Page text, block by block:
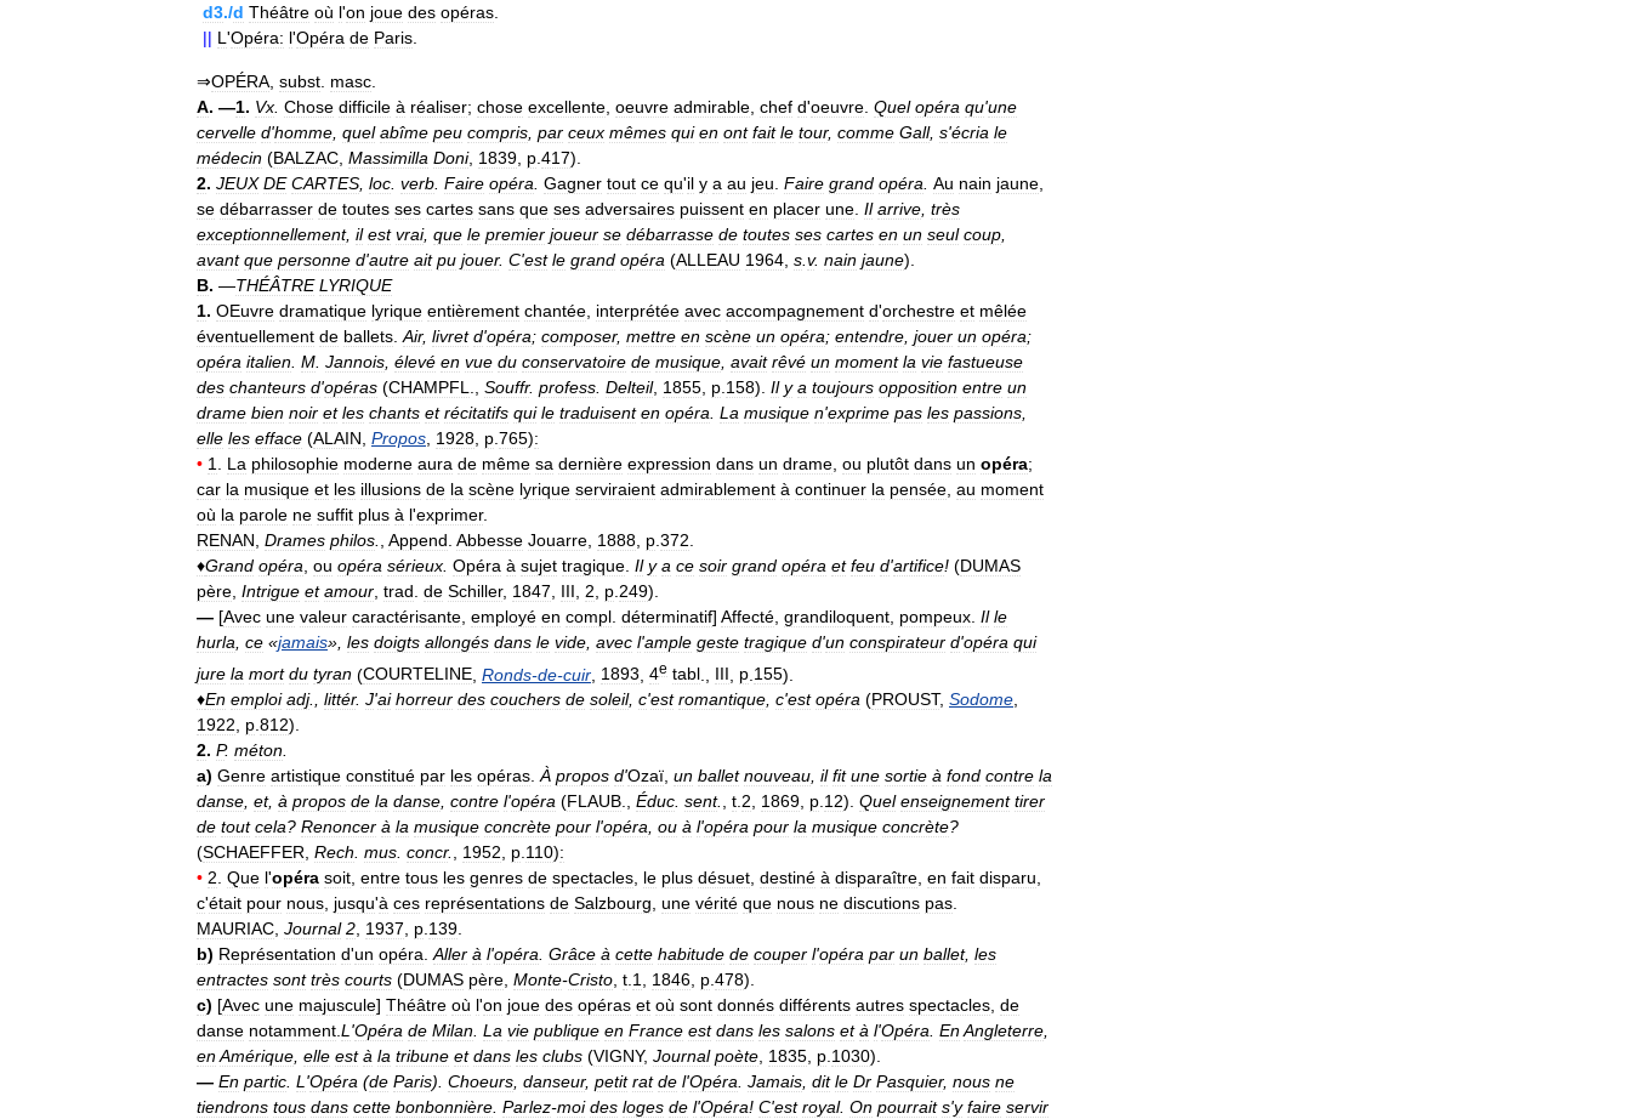
d3./d Théâtre où l'on joue des opéras
|| L 'Opéra: l'Opéra de Paris
⇒OPÉRA subst masc
A. —1. Vx Chose difficile à réaliser; chose excellente oeuvre admirable chef d'oeuvre Quel opéra qu'une
cervelle d'homme quel abîme peu compris par ceux mêmes qui en ont fait le tour, comme Gall, s'écria le
médecin (BALZAC Massimilla Doni, 1839 p 417).
2. JEUX DE CARTES loc verb Faire opéra Gagner tout ce qu'il y a au jeu Faire grand opéra Au nain jaune
se débarrasser de toutes ses cartes sans que ses adversaires puissent en placer une Il arrive très
exceptionnellement, il est vrai, que le premier joueur se débarrasse de toutes ses cartes en un seul coup
avant que personne d'autre ait pu jouer. C'est le grand opéra (ALLEAU 1964 s v. nain jaune).
B. —THÉÂTRE LYRIQUE
1. OEuvre dramatique lyrique entièrement chantée interprétée avec accompagnement d'orchestre et mêlée
éventuellement de ballets Air, livret d'opéra; composer, mettre en scène un opéra; entendre jouer un opéra;
opéra italien M Jannois élevé en vue du conservatoire de musique avait rêvé un moment la vie fastueuse
des chanteurs d'opéras (CHAMPFL Souffr. profess Delteil, 1855 p 158). Il y a toujours opposition entre un
drame bien noir et les chants et récitatifs qui le traduisent en opéra La musique n'exprime pas les passions
elle les efface (ALAIN Propos 1928 p 765):
• 1 La philosophie moderne aura de même sa dernière expression dans un drame ou plutôt dans un opéra;
car la musique et les illusions de la scène lyrique serviraient admirablement à continuer la pensée au moment
où la parole ne suffit plus à l'exprimer.
RENAN Drames philos Append Abbesse Jouarre 1888 p 372
♦Grand opéra ou opéra sérieux Opéra à sujet tragique Il y a ce soir grand opéra et feu d'artifice! (DUMAS
père Intrigue et amour trad de Schiller, 1847 III 2 p 249).
— [Avec une valeur caractérisante employé en compl déterminatif] Affecté grandiloquent pompeux Il le
hurla ce «jamais», les doigts allongés dans le vide avec l'ample geste tragique d'un conspirateur d'opéra qui
jure la mort du tyran (COURTELINE Ronds-de-cuir 1893 4e tabl III p 155).
♦En emploi adj., littér. J'ai horreur des couchers de soleil, c'est romantique, c'est opéra (PROUST, Sodome,
1922, p.812).
2. P. méton.
a) Genre artistique constitué par les opéras.À propos d'Ozaï, un ballet nouveau, il fit une sortie à fond contre la
danse, et, à propos de la danse, contre l'opéra (FLAUB., Éduc. sent., t.2, 1869, p.12). Quel enseignement tirer
de tout cela? Renoncer à la musique concrète pour l'opéra, ou à l'opéra pour la musique concrète?
(SCHAEFFER, Rech. mus. concr., 1952, p.110):
• 2. Que l'opéra soit, entre tous les genres de spectacles, le plus désuet, destiné à disparaître, en fait disparu,
c'était pour nous, jusqu'à ces représentations de Salzbourg, une vérité que nous ne discutions pas.
MAURIAC, Journal 2, 1937, p.139.
b) Représentation d'un opéra.Aller à l'opéra. Grâce à cette habitude de couper l'opéra par un ballet, les
entractes sont très courts (DUMAS père, Monte-Cristo, t.1, 1846, p.478).
c) [Avec une majuscule] Théâtre où l'on joue des opéras et où sont donnés différents autres spectacles, de
danse notamment.L'Opéra de Milan. La vie publique en France est dans les salons et à l'Opéra. EnAngleterre,
enAmérique, elle est à la tribune et dans les clubs (VIGNY, Journal poète, 1835, p.1030).
— En partic. L'Opéra (de Paris). Choeurs, danseur, petit rat de l'Opéra. Jamais, dit le Dr Pasquier, nous ne
tiendrons tous dans cette bonbonnière. Parlez-moi des loges de l'Opéra! C'est royal. On pourrait s'y faire servir